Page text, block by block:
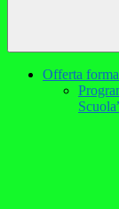
Offerta